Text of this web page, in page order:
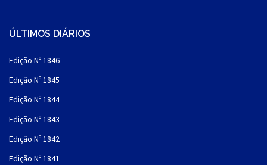
ÚLTIMOS DIÁRIOS
Edição Nº 1846
Edição Nº 1845
Edição Nº 1844
Edição Nº 1843
Edição Nº 1842
Edição Nº 1841